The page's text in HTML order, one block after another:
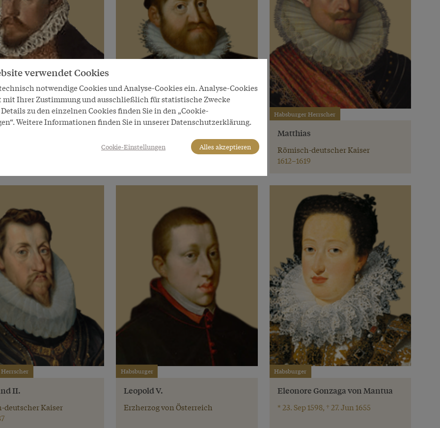
Habsburger Herrscher
Römisch-deutscher Kaiser
Habsburger Herrscher
Matthias
Römisch-deutscher Kaiser
1612–1619
II.
deutscher Kaiser
Habsburger
Leopold V.
Erzherzog von Österreich
Habsburger
Eleonore Gonzaga von Mantua
* 23. Sep 1598, † 27. Jun 1655
verwendet Cookies
notwendige Cookies und Analyse-Cookies ein. Analyse-Cookies
mit Ihrer Zustimmung und ausschließlich für statistische Zwecke
zu den einzelnen Cookies finden Sie in den „Cookie-
Weitere Informationen finden Sie in unserer Datenschutzerklärung.
Cookie-Einstellungen Alles akzeptieren